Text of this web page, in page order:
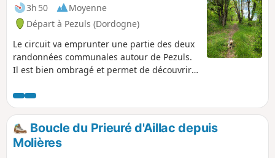
3h 50
Moyenne
Départ à Pezuls (Dordogne)
Le circuit va emprunter une partie des deux
randonnées communales autour de Pezuls.
Il est bien ombragé et permet de découvrir
Dreyrie et l’Église Sainte-Anne. Une jolie
balade.
Boucle du Prieuré d'Aillac depuis
Molières